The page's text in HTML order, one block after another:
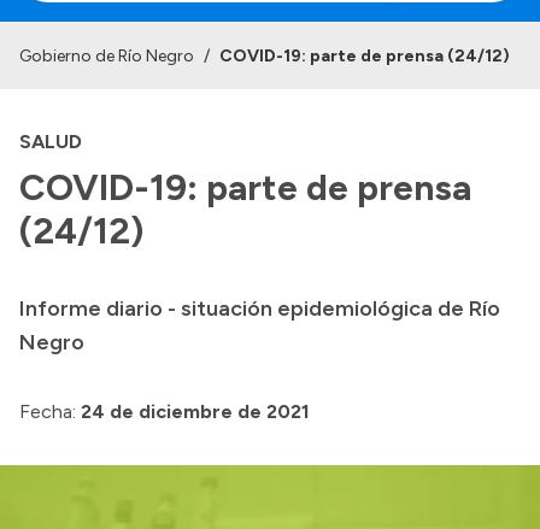
Autoridades y Organismos
Discursos en la Legislatura
Acerca de Río Negro
Invertí en Río Negro
Gobierno de Río Negro / COVID-19: parte de prensa (24/12)
SALUD
COVID-19: parte de prensa
(24/12)
Informe diario - situación epidemiológica de Río
Negro
Fecha: 24 de diciembre de 2021